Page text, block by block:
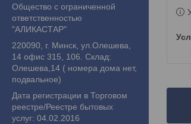
Общество с ограниченной
ответственностью
"АЛИКАСТАР"
220090, г. Минск, ул.Олешева,
14 офис 315, 106. Склад:
Олешева,14 ( номера дома нет,
подвальное)
Дата регистрации в Торговом
реестре/Реестре бытовых
услуг: 04.02.2016